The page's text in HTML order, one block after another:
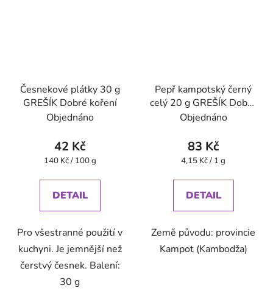
Česnekové plátky 30 g
GREŠÍK Dobré koření
Objednáno
42 Kč
Měrná
140 Kč / 100 g
DETAIL
Pro všestranné použití v
kuchyni. Je jemnější než
čerstvý česnek. Balení:
30 g
Pepř kampotský černý
celý 20 g GREŠÍK Dobré
koření
Objednáno
83 Kč
Měrná
4,15 Kč / 1 g
DETAIL
Země původu: provincie
Kampot (Kambodža)